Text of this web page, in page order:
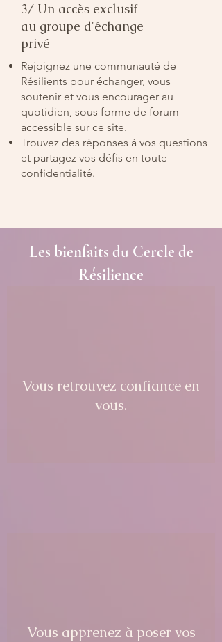
3/ Un accès exclusif
au groupe d'échange
privé
Rejoignez une communauté de
Résilients pour échanger, vous
soutenir et vous encourager au
quotidien, sous forme de forum
accessible sur ce site.
Trouvez des réponses à vos questions
et partagez vos défis en toute
confidentialité.
Les bienfaits du Cercle de
Résilience
Vous retrouvez confiance en
vous.
Vous apprenez à poser vos